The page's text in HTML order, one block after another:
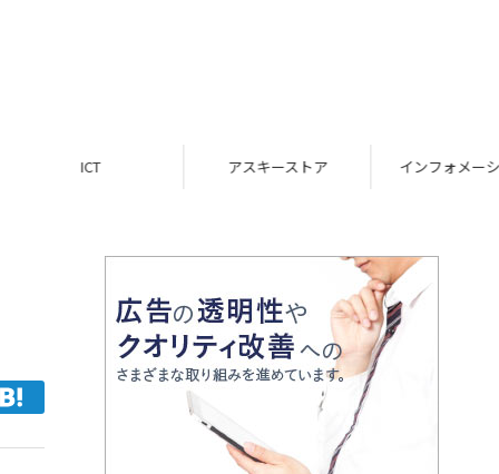
アスキーストア インフォメーション